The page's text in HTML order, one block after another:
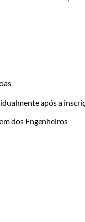
após a
dos Engenheiros